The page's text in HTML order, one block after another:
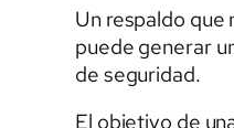
Un respaldo que
puede generar
de seguridad.
El objetivo de